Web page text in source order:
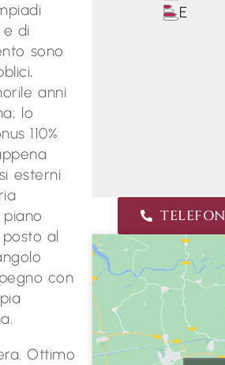
e di
sono
anni
lo
110%
esterni
al
con
Ottimo
E